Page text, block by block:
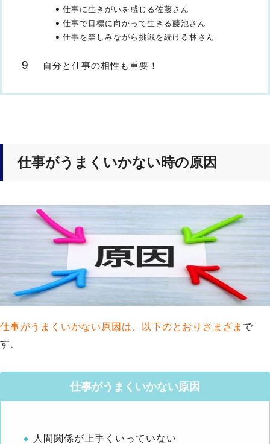
仕事に生きがいを感じる佐藤さん
仕事で目標に向かって生きる藤池さん
仕事を楽しみながら挑戦を続ける林さん
自分と仕事の相性も重要！
仕事がうまくいかない時の原因
仕事がうまくいかない原因は、以下のとおりさまざま で
す。
仕事がうまくいかない原因
人間関係が上手くいっていない